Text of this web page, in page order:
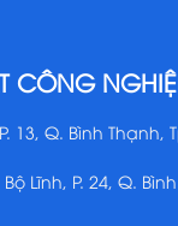
CÔNG
13, Q. Bình Thạnh,
Lĩnh, P. 24, Q.